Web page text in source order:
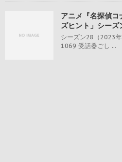
アニメ『名探偵
ズヒント」シーズ
シーズン28（2023
1069 受話器ごし ...